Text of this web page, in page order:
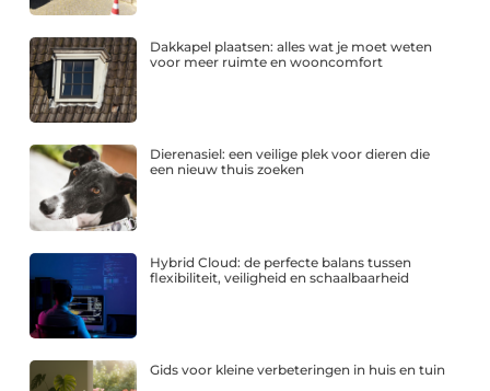
Dakkapel plaatsen: alles wat je moet weten
voor meer ruimte en wooncomfort
Dierenasiel: een veilige plek voor dieren die
een nieuw thuis zoeken
Hybrid Cloud: de perfecte balans tussen
flexibiliteit, veiligheid en schaalbaarheid
Gids voor kleine verbeteringen in huis en tuin